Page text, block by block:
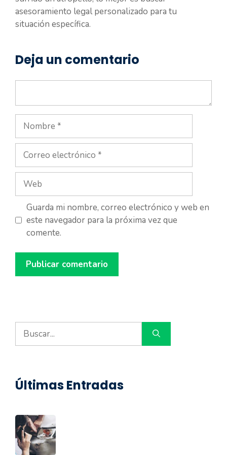
asesoramiento legal personalizado para tu
situación específica.
Deja un comentario
Nombre
Correo
electrónico
Web
Guarda mi nombre, correo electrónico y web en
este navegador para la próxima vez que
comente.
Buscar:
Últimas Entradas